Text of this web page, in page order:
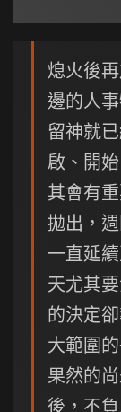
熄火後
邊的人
留神就
啟、開
其會有
拋出，
一直延
天尤其
的決定
大範圍
果然的
後，不